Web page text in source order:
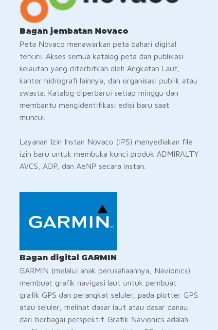
Bagan jembatan Novaco
Peta Novaco menawarkan peta bahari digital
terkini. Akses semua katalog peta dan publikasi
kelautan yang diterbitkan oleh Angkatan Laut,
kantor hidrografi lainnya, dan organisasi publik atau
swasta. Katalog diperbarui setiap minggu dan
membantu mengidentifikasi edisi baru saat
muncul.
Layanan Izin Instan Novaco (IPS) menyediakan file
izin baru untuk membuka kunci produk ADMIRALTY
AVCS, ADP, dan AeNP secara instan.
Bagan digital GARMIN
GARMIN (melalui anak perusahaannya, Navionics)
membuat grafik navigasi laut untuk pembuat
grafik GPS dan perangkat seluler, pada plotter GPS
atau seluler, melihat dasar laut atau dasar danau
dari berbagai perspektif. Grafik Navionics adalah